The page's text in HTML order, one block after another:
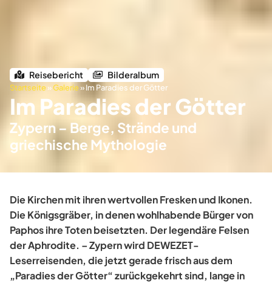
Reisebericht Bilderalbum
Startseite»Galerie»Im Paradies der Götter
Im Paradies der Götter
Zypern – Berge, Strände und
griechische Mythologie
Die Kirchen mit ihren wertvollen Fresken und Ikonen.
Die Königsgräber, in denen wohlhabende Bürger von
Paphos ihre Toten beisetzten. Der legendäre Felsen
der Aphrodite. – Zypern wird DEWEZET-
Leserreisenden, die jetzt gerade frisch aus dem
„Paradies der Götter“ zurückgekehrt sind, lange in